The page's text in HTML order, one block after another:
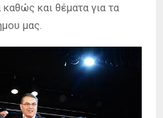
καθώς και θέματα για τα
μας.